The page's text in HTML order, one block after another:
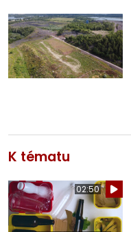
K tématu
02:50